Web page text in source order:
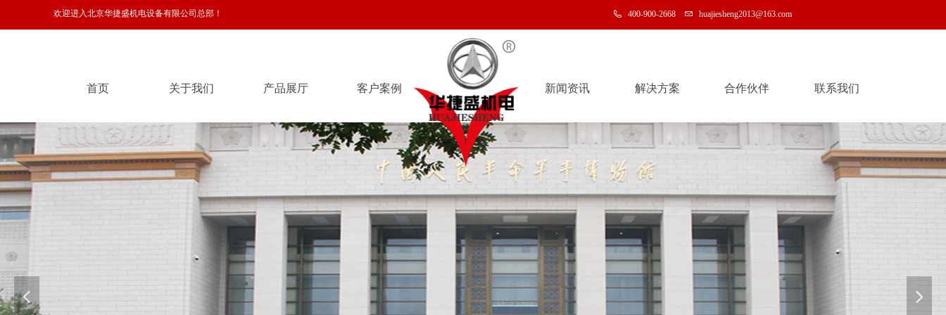
欢迎进入北京华捷盛机电设备有限公司总部！ 400-900-2668 huajiesheng2013@163.com
넳 넲
新闻资讯
新闻资讯
解决方案
解决方案
合作伙伴
合作伙伴
联系我们
联系我们
首页
首页
关于我们
关于我们
产品展厅
产品展厅
客户案例
客户案例